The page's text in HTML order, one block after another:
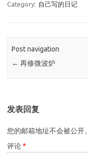
Category: 自己写的日记
Post navigation
← 再修微波炉
发表回复
您的邮箱地址不会被公开。
评论*